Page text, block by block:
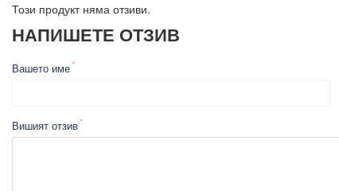
Този продукт няма отзиви.
НАПИШЕТЕ ОТЗИВ
Вашето име
Вишият отзив